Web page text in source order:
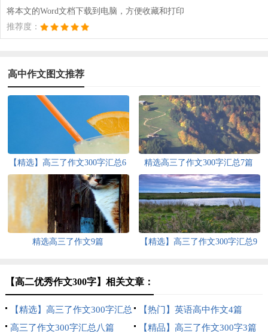
将本文的Word文档下载到电脑，方便收藏和打印
推荐度：
高中作文图文推荐
【精选】高三了作文300字汇总6
篇
精选高三了作文300字汇总7篇
精选高三了作文9篇
【精选】高三了作文300字汇总9
【高二优秀作文300字】相关文章：
【精选】高三了作文300字汇总
7篇
【热门】英语高中作文4篇
高三了作文300字汇总八篇
【精品】高三了作文300字3篇